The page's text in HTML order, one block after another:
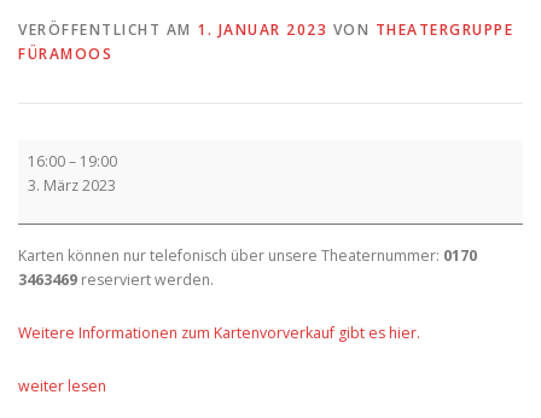
KALENDER GESPIELTE STÜCKE
VERÖFFENTLICHT AM 1. JANUAR 2023 VON THEATERGRUPPE
FÜRAMOOS
16:00– 19:00
3. März 2023
Karten können nur telefonisch über unsere Theaternummer: 0170
3463469 reserviert werden.
Weitere Informationen zum Kartenvorverkauf gibt es hier.
weiter lesen